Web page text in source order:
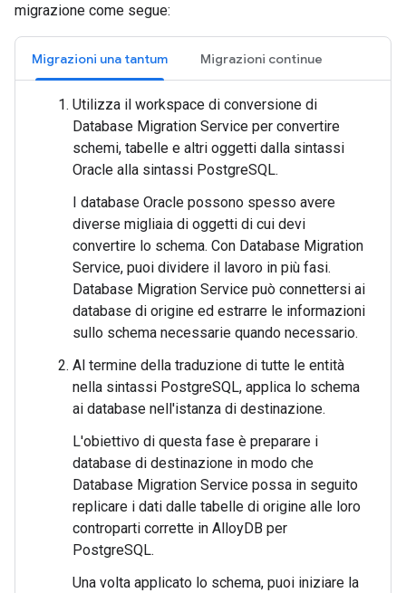
migrazione come segue:
Migrazioni una tantum Migrazioni continue
Utilizza il workspace di conversione di
Database Migration Service per convertire
schemi, tabelle e altri oggetti dalla sintassi
Oracle alla sintassi PostgreSQL.
I database Oracle possono spesso avere
diverse migliaia di oggetti di cui devi
convertire lo schema. Con Database Migration
Service, puoi dividere il lavoro in più fasi.
Database Migration Service può connettersi ai
database di origine ed estrarre le informazioni
sullo schema necessarie quando necessario.
Al termine della traduzione di tutte le entità
nella sintassi PostgreSQL, applica lo schema
ai database nell'istanza di destinazione.
L'obiettivo di questa fase è preparare i
database di destinazione in modo che
Database Migration Service possa in seguito
replicare i dati dalle tabelle di origine alle loro
controparti corrette in AlloyDB per
PostgreSQL.
Una volta applicato lo schema, puoi iniziare la